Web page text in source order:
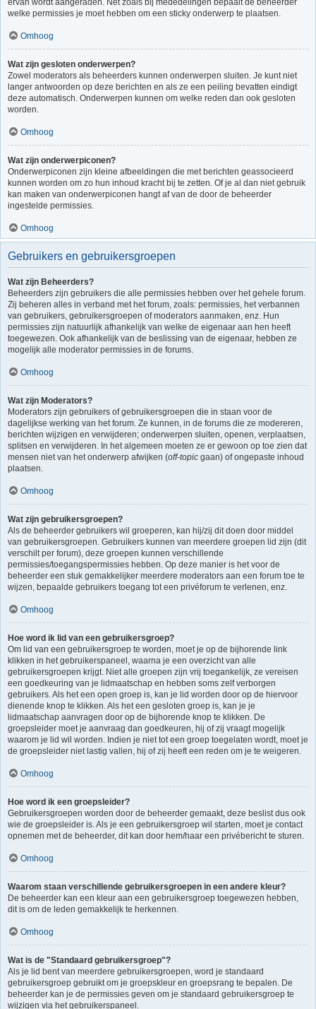
ervan wordt aangeraden. Net zoals bij mededelingen bepaalt de beheerder
welke permissies je moet hebben om een sticky onderwerp te plaatsen.
Omhoog
Wat zijn gesloten onderwerpen?
Zowel moderators als beheerders kunnen onderwerpen sluiten. Je kunt niet
langer antwoorden op deze berichten en als ze een peiling bevatten eindigt
deze automatisch. Onderwerpen kunnen om welke reden dan ook gesloten
worden.
Omhoog
Wat zijn onderwerpiconen?
Onderwerpiconen zijn kleine afbeeldingen die met berichten geassocieerd
kunnen worden om zo hun inhoud kracht bij te zetten. Of je al dan niet gebruik
kan maken van onderwerpiconen hangt af van de door de beheerder
ingestelde permissies.
Omhoog
Gebruikers en gebruikersgroepen
Wat zijn Beheerders?
Beheerders zijn gebruikers die alle permissies hebben over het gehele forum.
Zij beheren alles in verband met het forum, zoals: permissies, het verbannen
van gebruikers, gebruikersgroepen of moderators aanmaken, enz. Hun
permissies zijn natuurlijk afhankelijk van welke de eigenaar aan hen heeft
toegewezen. Ook afhankelijk van de beslissing van de eigenaar, hebben ze
mogelijk alle moderator permissies in de forums.
Omhoog
Wat zijn Moderators?
Moderators zijn gebruikers of gebruikersgroepen die in staan voor de
dagelijkse werking van het forum. Ze kunnen, in de forums die ze modereren,
berichten wijzigen en verwijderen; onderwerpen sluiten, openen, verplaatsen,
splitsen en verwijderen. In het algemeen moeten ze er gewoon op toe zien dat
mensen niet van het onderwerp afwijken (off-topic gaan) of ongepaste inhoud
plaatsen.
Omhoog
Wat zijn gebruikersgroepen?
Als de beheerder gebruikers wil groeperen, kan hij/zij dit doen door middel
van gebruikersgroepen. Gebruikers kunnen van meerdere groepen lid zijn (dit
verschilt per forum), deze groepen kunnen verschillende
permissies/toegangspermissies hebben. Op deze manier is het voor de
beheerder een stuk gemakkelijker meerdere moderators aan een forum toe te
wijzen, bepaalde gebruikers toegang tot een privéforum te verlenen, enz.
Omhoog
Hoe word ik lid van een gebruikersgroep?
Om lid van een gebruikersgroep te worden, moet je op de bijhorende link
klikken in het gebruikerspaneel, waarna je een overzicht van alle
gebruikersgroepen krijgt. Niet alle groepen zijn vrij toegankelijk, ze vereisen
een goedkeuring van je lidmaatschap en hebben soms zelf verborgen
gebruikers. Als het een open groep is, kan je lid worden door op de hiervoor
dienende knop te klikken. Als het een gesloten groep is, kan je je
lidmaatschap aanvragen door op de bijhorende knop te klikken. De
groepsleider moet je aanvraag dan goedkeuren, hij of zij vraagt mogelijk
waarom je lid wil worden. Indien je niet tot een groep toegelaten wordt, moet je
de groepsleider niet lastig vallen, hij of zij heeft een reden om je te weigeren.
Omhoog
Hoe word ik een groepsleider?
Gebruikersgroepen worden door de beheerder gemaakt, deze beslist dus ook
wie de groepsleider is. Als je een gebruikersgroep wil starten, moet je contact
opnemen met de beheerder, dit kan door hem/haar een privébericht te sturen.
Omhoog
Waarom staan verschillende gebruikersgroepen in een andere kleur?
De beheerder kan een kleur aan een gebruikersgroep toegewezen hebben,
dit is om de leden gemakkelijk te herkennen.
Omhoog
Wat is de "Standaard gebruikersgroep"?
Als je lid bent van meerdere gebruikersgroepen, word je standaard
gebruikersgroep gebruikt om je groepskleur en groepsrang te bepalen. De
beheerder kan je de permissies geven om je standaard gebruikersgroep te
wijzigen via het gebruikerspaneel.